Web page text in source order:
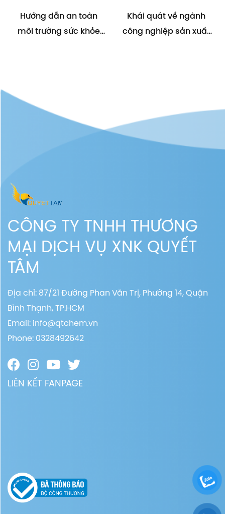
Hướng dẫn an toàn
môi trường sức khỏe
Khái quát về ngành
công nghiệp sản xuất
CÔNG TY TNHH THƯƠNG
MẠI DỊCH VỤ XNK QUYẾT
TÂM
Địa chỉ: 87/21 Đường Phan Văn Trị, Phường 14, Quận
Bình Thạnh, TP.HCM
Email: info@qtchem.vn
Phone: 0328492642
LIÊN KẾT FANPAGE